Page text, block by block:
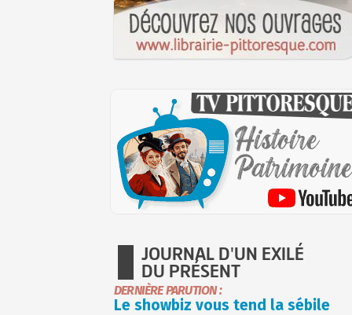
JOURNAL D'UN EXILÉ
DU PRÉSENT
DERNIÈRE PARUTION :
Le showbiz vous tend la sébile